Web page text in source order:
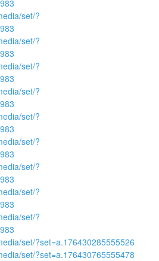
set/?
set/?
set/?
set/?
set/?
set/?
set/?
set/?
set/?
set/?set=a.176430285555526
set/?set=a.176430765555478